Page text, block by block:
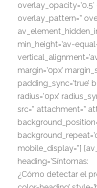
overlay_pattern=”
min_height=’av-
margin=’0px’
padding_sync=’true’
radius=’0px’
src=” attachment=”
mobile_display=”]
heading=’Síntomas:
¿Cómo detectar el